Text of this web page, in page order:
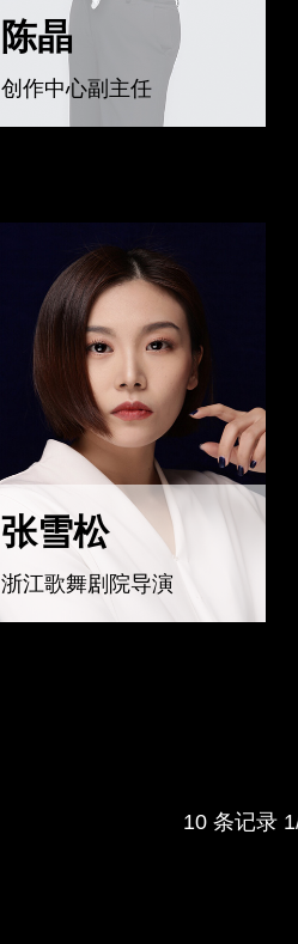
陈晶
创作中心副主任
张雪松
浙江歌舞剧院导演
10 条记录